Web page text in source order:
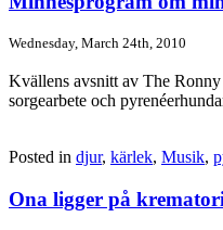
Wednesday, March 24th, 2010
Kvällens avsnitt av The
sorgearbete och
Posted in djur, kärlek, Musik,
Ona ligger på